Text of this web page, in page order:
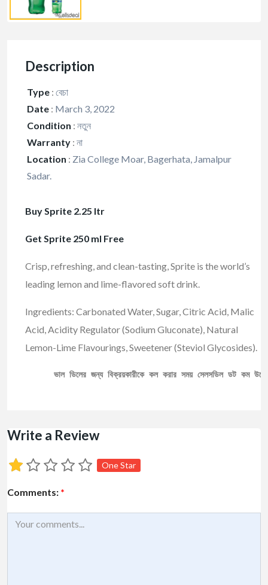
Description
Type : বেচা
Date : March 3, 2022
Condition : নতুন
Warranty : না
Location : Zia College Moar, Bagerhata, Jamalpur
Sadar.
Buy Sprite 2.25 ltr
Get Sprite 250 ml Free
Crisp, refreshing, and clean-tasting, Sprite is the world’s
leading lemon and lime-flavored soft drink.
Ingredients: Carbonated Water, Sugar, Citric Acid, Malic
Acid, Acidity Regulator (Sodium Gluconate), Natural
Lemon-Lime Flavourings, Sweetener (Steviol Glycosides).
ভাল ডিলের জন্য বিক্রয়কারীকে কল করার সময় সেলসডিল ডট কম
Write a Review
One Star
Comments: *